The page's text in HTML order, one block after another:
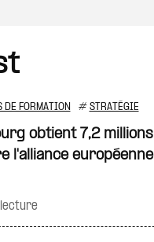
DE FORMATION # STRATÉGIE
obtient 7,2 millions
l'alliance européenne